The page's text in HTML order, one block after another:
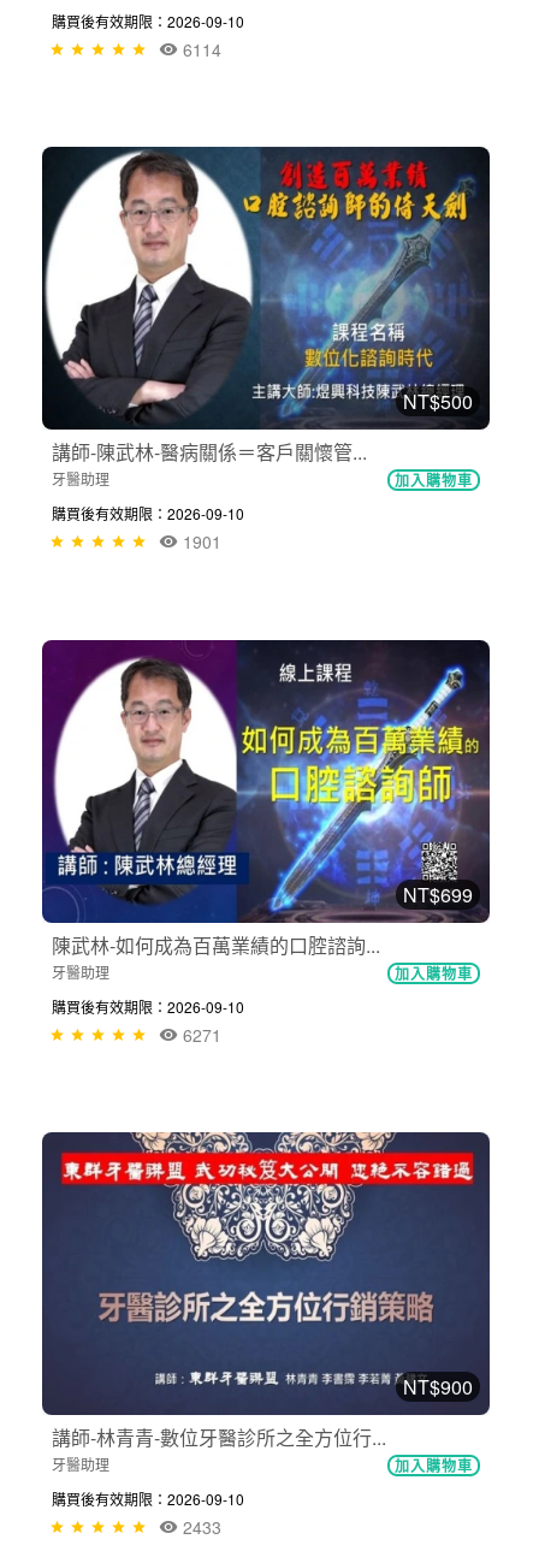
購買後有效期限：2026-09-10
6114
NT$500
講師-陳武林-醫病關係＝客戶關懷管...
牙醫助理 加入購物車
購買後有效期限：2026-09-10
1901
NT$699
陳武林-如何成為百萬業績的口腔諮詢...
牙醫助理 加入購物車
購買後有效期限：2026-09-10
6271
NT$900
講師-林青青-數位牙醫診所之全方位行...
牙醫助理 加入購物車
購買後有效期限：2026-09-10
2433